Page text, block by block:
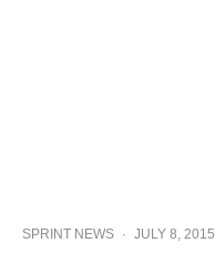
SPRINT NEWS · JULY 8, 2015